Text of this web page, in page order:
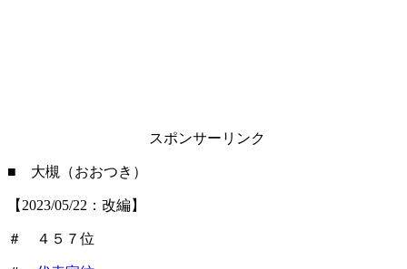
スポンサーリンク
■ 大槻（おおつき）
【2023/05/22：改編】
＃ ４５７位